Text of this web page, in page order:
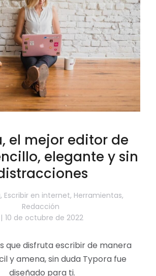
el mejor editor de
elegante y sin
, Escribir en internet, Herramientas,
Redacción
10 de octubre de 2022
que disfruta escribir de manera
y amena, sin duda Typora fue
diseñado para ti.